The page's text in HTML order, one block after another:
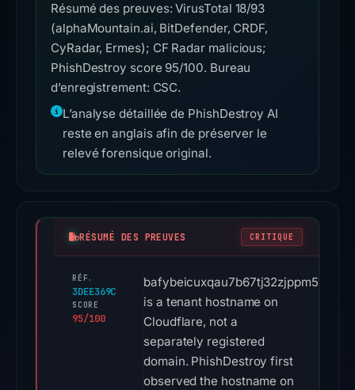
Résumé des preuves: VirusTotal 18/93
(alphaMountain.ai, BitDefender, CRDF,
CyRadar, Ermes); CF Radar malicious;
PhishDestroy score 95/100. Bureau
d’enregistrement: CSC.
L’analyse détaillée de PhishDestroy AI
reste en anglais afin de préserver le
relevé forensique original.
RÉSUMÉ DES PREUVES CRITIQUE
RÉF.
3DEE369C
SCORE
95/100
is a tenant hostname on
Cloudflare, not a
separately registered
domain. PhishDestroy first
observed the hostname on